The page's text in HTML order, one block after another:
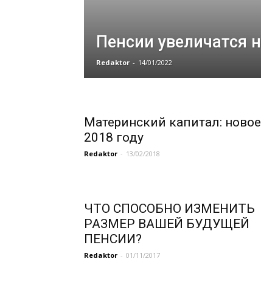
Пенсии увеличатся
Redaktor - 14/01/2022
Материнский капитал:
2018 году
Redaktor - 13/02/2018
ЧТО СПОСОБНО ИЗМЕНИТЬ
РАЗМЕР ВАШЕЙ БУДУЩЕЙ
ПЕНСИИ?
Redaktor - 01/11/2017